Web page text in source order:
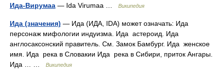
Ида-Вирумаа — Ida Virumaa … Википедия
Ида (значения) — Ида (ИДА, IDA) может означать: Ида
персонаж мифологии индуизма. Ида астероид. Ида
англосаксонский правитель. См. Замок Бамбург. Ида женское
имя. Ида река в Словакии Ида река в Сибири, приток Ангары.
Ида … …
Википедия